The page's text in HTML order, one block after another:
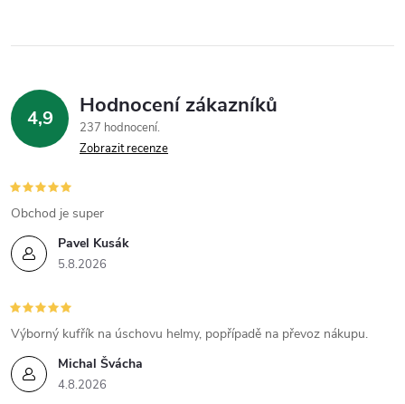
4,9 Hodnocení zákazníků
237 hodnocení
Zobrazit recenze
Pavel Kusák
5.8.2026
Obchod je super
Michal Švácha
4.8.2026
Výborný kufřík na úschovu helmy, popřípadě na převoz nákupu.